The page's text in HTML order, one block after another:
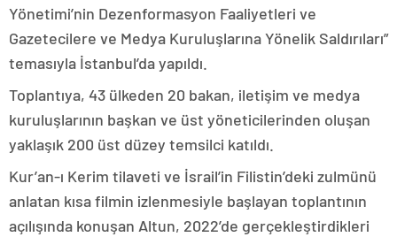
Yönetimi’nin Dezenformasyon Faaliyetleri ve
Gazetecilere ve Medya Kuruluşlarına Yönelik Saldırıları”
temasıyla İstanbul’da yapıldı.
Toplantıya, 43 ülkeden 20 bakan, iletişim ve medya
kuruluşlarının başkan ve üst yöneticilerinden oluşan
yaklaşık 200 üst düzey temsilci katıldı.
Kur’an-ı Kerim tilaveti ve İsrail’in Filistin’deki zulmünü
anlatan kısa filmin izlenmesiyle başlayan toplantının
açılışında konuşan Altun, 2022’de gerçekleştirdikleri